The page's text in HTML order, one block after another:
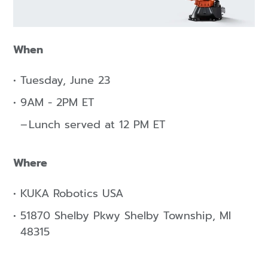
When
Tuesday, June 23
9AM - 2PM ET
Lunch served at 12 PM ET
Where
KUKA Robotics USA
51870 Shelby Pkwy Shelby Township, MI
48315